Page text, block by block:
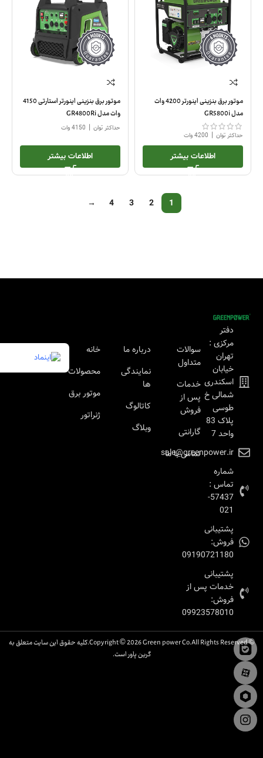
موتور برق بنزینی اینورتر 4200 وات
مدل GR5800i
حداکثر توان | 4200 وات
اطلاعات بیشتر
موتور برق بنزینی اینورتر استارتی 4150
وات مدل GR4800Ri
حداکثر توان | 4150 وات
اطلاعات بیشتر
1
2
3
4
→
دفتر
مرکزی :
تهران
خیابان
اسکندری
شمالی خ
طوسی
پلاک 83
واحد 7
sale@greenpower.ir
شماره
تماس :
57437-
021
پشتیبانی
فروش:
09190721180
پشتیبانی
خدمات پس از
فروش:
09923578010
سوالات
متداول
خدمات
پس از
فروش
گارانتی
تماس با ما
درباره ما
نمایندگی
ها
کاتالوگ
وبلاگ
خانه
محصولات
موتور برق
ژنراتور
© Copyright © 2026 Green power Co.All Rights Reserved.کلیه حقوق این سایت متعلق به
گرین پاور است.